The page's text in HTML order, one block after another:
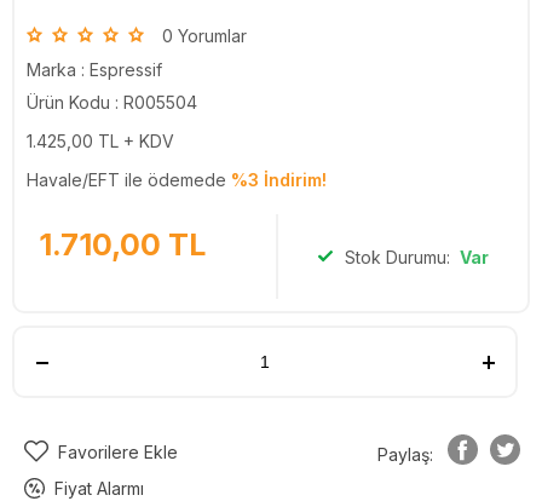
0 Yorumlar
Marka : Espressif
Ürün Kodu : R005504
1.425,00 TL + KDV
Havale/EFT ile ödemede %3 İndirim!
1.710,00 TL Stok Durumu: Var
Favorilere Ekle
Fiyat Alarmı
Paylaş: